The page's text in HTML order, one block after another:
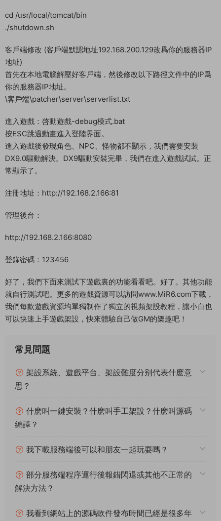
cd /usr/local/tomcat/bin
./shutdown.sh
客戶端修改 (客戶端默認地址192.168.200.129改爲你的服務器IP
地址)
首先在本地電腦解壓好客戶端，然後修改以下路徑文件中的IP爲
你的服務器IP地址。
\客戶端\patcher\server\serverlist.txt
進入遊戲：啓動遊戲-debug模式.bat
按ESC跳過動畫進入登陸界面。
進入遊戲後發現角色、NPC、怪物都不顯示，我們需要安裝
DX9.0驅動解決。DX9驅動安裝完畢，我們在進入遊戲試試。正
常顯示了。
注冊地址：http://192.168.2.166:81
管理後台：
http://192.168.2.166:8080
登錄密碼：123456
好了，我們下面來測試下遊戲裏的功能看看吧。好了。其他功能
就自行測試吧。更多的遊戲資源可以訪問www.MiR6.com下載，
我們每款遊戲資源均單獨制作了獨立的視頻架設教程，讓小白也
可以快速上手遊戲架設，快來體驗自己做GM的樂趣吧！
常見問題
架設系統、遊戲平台、架設難度分别代表什麽意
思？
什麽叫一鍵安裝？什麽叫手工架設？什麽叫源碼
編譯？
我下載服務端後可以和朋友一起玩耍嗎？
部分服務端程序運行後報錯閃退或其他不正常的
解決方法？
我看到網站上的源碼軟件發布時間已經是很多年